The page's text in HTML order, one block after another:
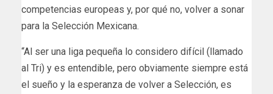
competencias europeas y, por qué no, volver a sonar
para la Selección Mexicana.
“Al ser una liga pequeña lo considero difícil (llamado
al Tri) y es entendible, pero obviamente siempre está
el sueño y la esperanza de volver a Selección, es